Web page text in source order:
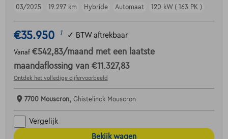
03/2025
19.297 km Hybride Automaat 120 kW ( 163 PK )
€35.950 1 ✓ BTW aftrekbaar
Vanaf €542,83/maand met een laatste
maandaflossing van €11.327,83
Ontdek het volledige cijfervoorbeeld
7700 Mouscron, Ghistelinck Mouscron
Vergelijk
Bekijk wagen